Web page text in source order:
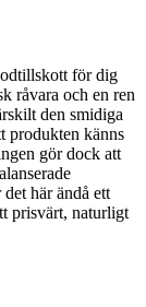
för dig
råvara och en ren
den smidiga
produkten känns
gör dock att
här ändå ett
prisvärt, naturligt